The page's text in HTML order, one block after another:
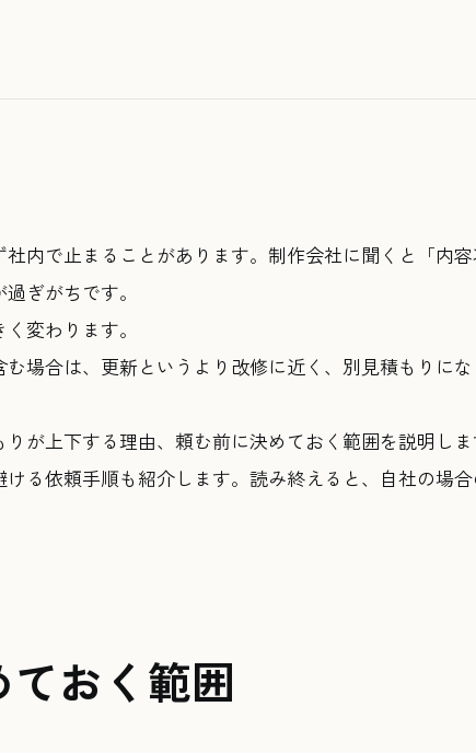
内で止まることがあります。制作会社に聞くと「内
ぎがちです。
変わります。
場合は、更新というより改修に近く、別見積もりに
が上下する理由、頼む前に決めておく範囲を説明しま
る依頼手順も紹介します。読み終えると、自社の場
おく範囲